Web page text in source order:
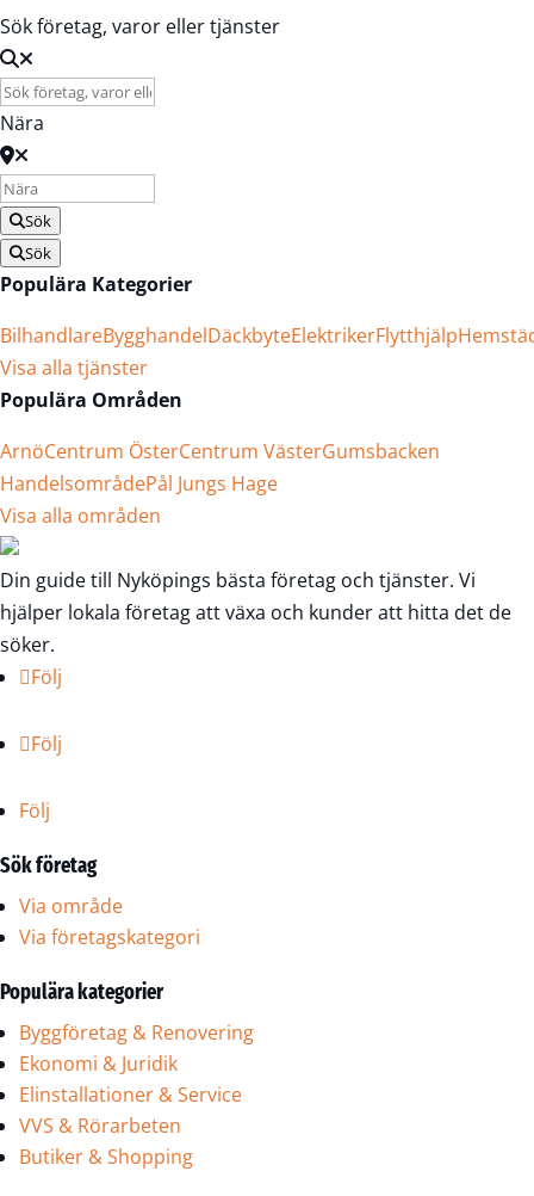
Sök företag, varor eller tjänster
Nära
Sök
Sök
Populära Kategorier
BilhandlareBygghandelDäckbyteElektrikerFlytthjälp
Visa alla tjänster
Populära Områden
ArnöCentrum ÖsterCentrum VästerGumsbacken
HandelsområdePål Jungs Hage
Visa alla områden
Din guide till Nyköpings bästa företag och tjänster. Vi
hjälper lokala företag att växa och kunder att hitta det de
söker.
Följ
Följ
Följ
Sök företag
Via område
Via företagskategori
Populära kategorier
Byggföretag & Renovering
Ekonomi & Juridik
Elinstallationer & Service
VVS & Rörarbeten
Butiker & Shopping